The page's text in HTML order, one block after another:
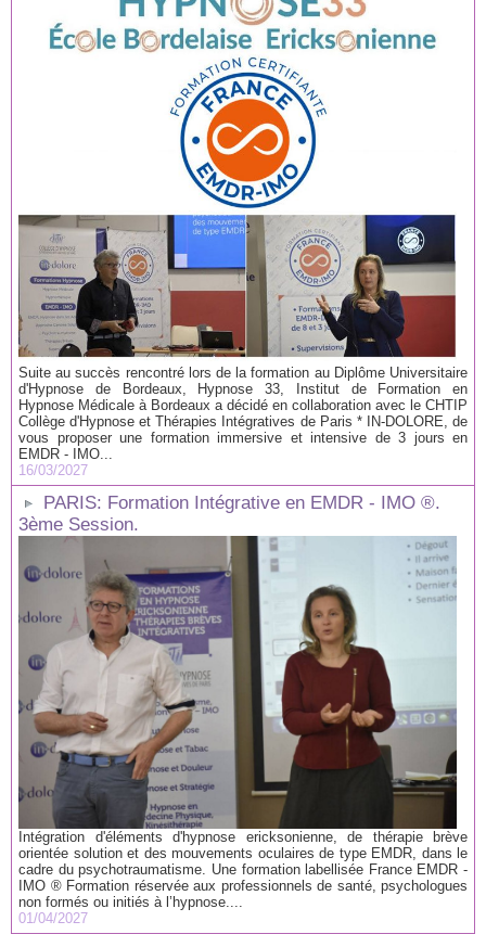
Suite au succès rencontré lors de la formation au Diplôme Universitaire
d'Hypnose de Bordeaux, Hypnose 33, Institut de Formation en
Hypnose Médicale à Bordeaux a décidé en collaboration avec le CHTIP
Collège d'Hypnose et Thérapies Intégratives de Paris * IN-DOLORE, de
vous proposer une formation immersive et intensive de 3 jours en
EMDR - IMO...
16/03/2027
PARIS: Formation Intégrative en EMDR - IMO ®.
3ème Session.
Intégration d'éléments d'hypnose ericksonienne, de thérapie brève
orientée solution et des mouvements oculaires de type EMDR, dans le
cadre du psychotraumatisme. Une formation labellisée France EMDR -
IMO ® Formation réservée aux professionnels de santé, psychologues
non formés ou initiés à l’hypnose....
01/04/2027